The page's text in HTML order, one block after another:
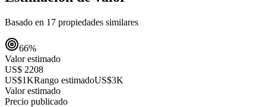
Basado en 17 propiedades similares
66%
Valor estimado
US$ 2208
US$1KRango estimadoUS$3K
Valor estimado
Precio publicado